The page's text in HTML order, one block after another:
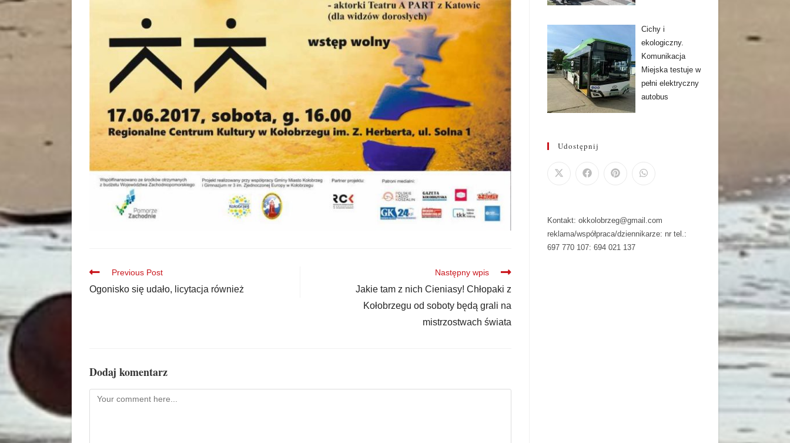
Previous Post
Ogonisko się udało, licytacja również
Następny wpis
Jakie tam z nich Cieniasy! Chłopaki z
Kołobrzegu od soboty będą grali na
mistrzostwach świata
Dodaj komentarz
Cichy i
ekologiczny.
Komunikacja
Miejska testuje w
pełni elektryczny
autobus
Udostępnij
Kontakt: okkolobrzeg@gmail.com
reklama/współpraca/dziennikarze: nr tel.:
697 770 107: 694 021 137